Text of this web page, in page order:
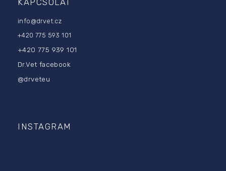
info @drvet.cz
+420 775 593 101
+420 775 939 101
Dr.Vet facebook
@drveteu
INSTAGRAM